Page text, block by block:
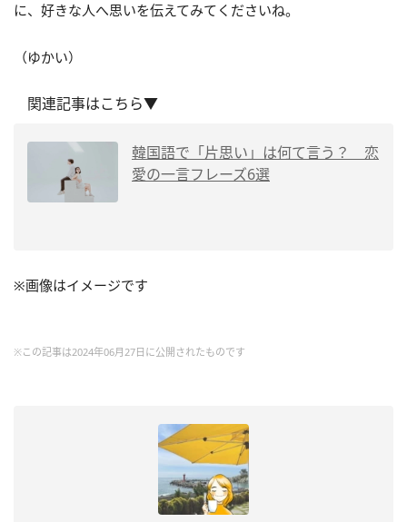
に、好きな人へ思いを伝えてみてくださいね。
（ゆかい）
関連記事はこちら▼
韓国語で「片思い」は何て言う？ 恋
愛の一言フレーズ6選
※画像はイメージです
※この記事は2024年06月27日に公開されたものです